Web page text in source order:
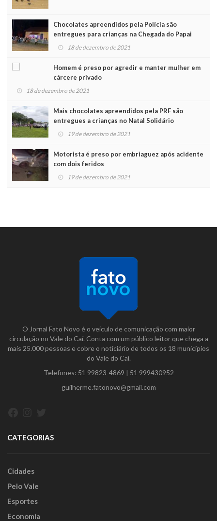
Chocolates apreendidos pela Polícia são
entregues para crianças na Chegada do Papai
Noel
18 de dezembro de 2021
Homem é preso por agredir e manter mulher em
cárcere privado
18 de dezembro de 2021
Mais chocolates apreendidos pela PRF são
entregues a crianças no Natal Solidário
19 de dezembro de 2021
Motorista é preso por embriaguez após acidente
com dois feridos
19 de dezembro de 2021
O Jornal Fato Novo é o veículo de comunicação com maior
circulação no Vale do Caí. Conta com um público leitor que chega a
mais 25.000 pessoas e cobre o noticiário de todos os 18 municípios
do Vale do Caí.
Telefones: 51 99823-4869 | 51 999430952
guilherme.fatonovo@gmail.com
CATEGORIAS
Cidades
Pelo Vale
Esportes
Economia